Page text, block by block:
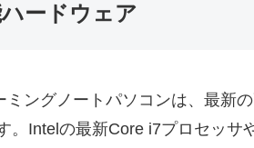
ードウェア
ミングノートパソコンは、最新
。Intelの最新Core i7プロセッ